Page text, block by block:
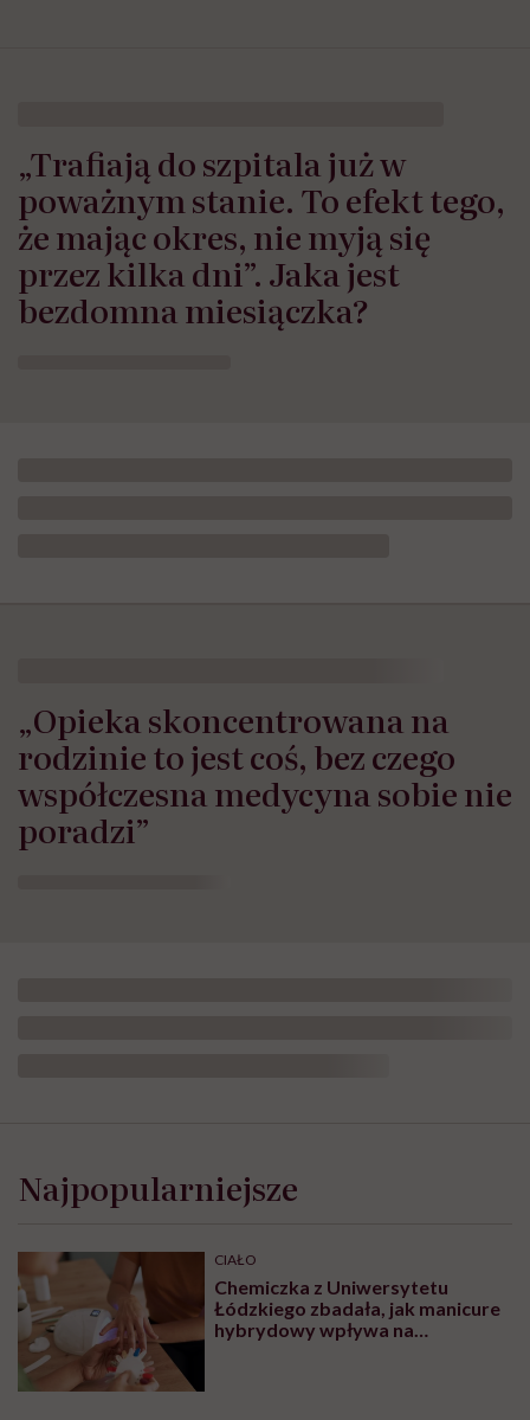
„Trafiają do szpitala już w
poważnym stanie. To efekt tego,
że mając okres, nie myją się
przez kilka dni”. Jaka jest
bezdomna miesiączka?
„Opieka skoncentrowana na
rodzinie to jest coś, bez czego
współczesna medycyna sobie nie
poradzi”
Najpopularniejsze
CIAŁO
Chemiczka z Uniwersytetu
Łódzkiego zbadała, jak manicure
hybrydowy wpływa na